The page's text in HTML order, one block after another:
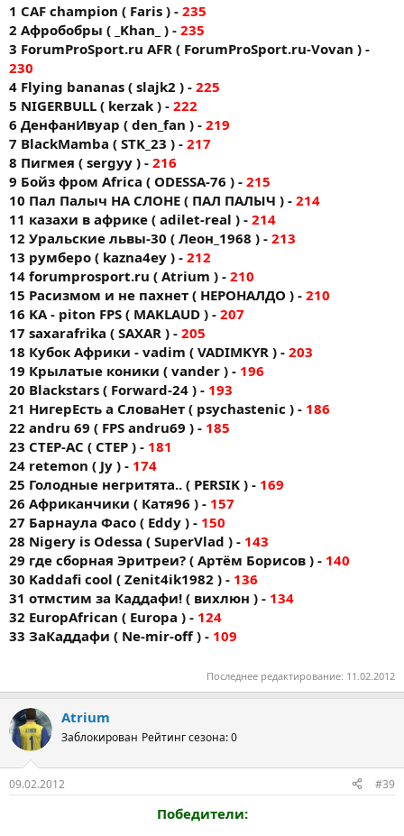
1 CAF champion ( Faris ) - 235
2 Афробобры ( _Khan_ ) - 235
3 ForumProSport.ru AFR ( ForumProSport.ru-Vovan ) -
230
4 Flying bananas ( slajk2 ) - 225
5 NIGERBULL ( kerzak ) - 222
6 ДенфанИвуар ( den_fan ) - 219
7 BlackMamba ( STK_23 ) - 217
8 Пигмея ( sergyy ) - 216
9 Бойз фром Africa ( ODESSA-76 ) - 215
10 Пал Палыч НА СЛОНЕ ( ПАЛ ПАЛЫЧ ) - 214
11 казахи в африке ( adilet-real ) - 214
12 Уральские львы-30 ( Леон_1968 ) - 213
13 румберо ( kazna4ey ) - 212
14 forumprоsport.ru ( Atrium ) - 210
15 Расизмом и не пахнет ( НЕРОНАЛДО ) - 210
16 KA - piton FPS ( MAKLAUD ) - 207
17 saxarafrika ( SAXAR ) - 205
18 Кубок Африки - vadim ( VADIMKYR ) - 203
19 Крылатые коники ( vander ) - 196
20 Blackstars ( Forward-24 ) - 193
21 НигерЕсть а СловаНет ( psychastenic ) - 186
22 andru 69 ( FPS andru69 ) - 185
23 CTEP-AC ( CTEP ) - 181
24 retemon ( Jy ) - 174
25 Голодные негритята.. ( PERSIK ) - 169
26 Африканчики ( Катя96 ) - 157
27 Барнаула Фасо ( Eddy ) - 150
28 Nigery is Odessa ( SuperVlad ) - 143
29 где сборная Эритреи? ( Артём Борисов ) - 140
30 Kaddafi cool ( Zenit4ik1982 ) - 136
31 отмстим за Каддафи! ( вихлюн ) - 134
32 EuropAfrican ( Europa ) - 124
33 ЗаКаддафи ( Ne-mir-off ) - 109
Последнее редактирование: 11.02.2012
Atrium
Заблокирован Рейтинг сезона: 0
09.02.2012 #39
Победители: